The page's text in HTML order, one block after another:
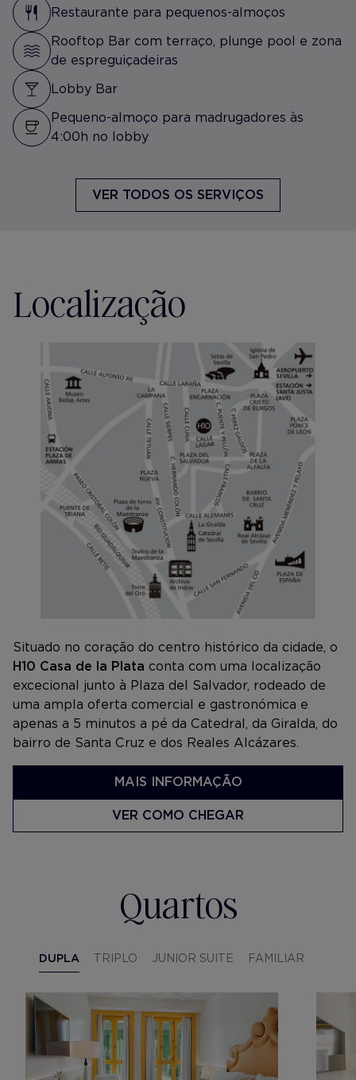
Restaurante para pequenos-almoços
Rooftop Bar com terraço, plunge pool e zona
de espreguiçadeiras
Lobby Bar
Pequeno-almoço para madrugadores às
4:00h no lobby
VER TODOS OS SERVIÇOS
Localização
Situado no coração do centro histórico da cidade, o
H10 Casa de la Plata conta com uma localização
excecional junto à Plaza del Salvador, rodeado de
uma ampla oferta comercial e gastronómica e
apenas a 5 minutos a pé da Catedral, da Giralda, do
bairro de Santa Cruz e dos Reales Alcázares.
MAIS INFORMAÇÃO
VER COMO CHEGAR
Quartos
DUPLA TRIPLO JUNIOR SUITE FAMILIAR